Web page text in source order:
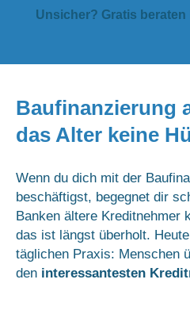
Unsicher? Gratis beraten
Baufinanzierung
das Alter keine
Wenn du dich mit der
beschäftigst, begegnet dir
Banken ältere Kreditnehmer
das ist längst überholt.
täglichen Praxis: Menschen
den interessantesten